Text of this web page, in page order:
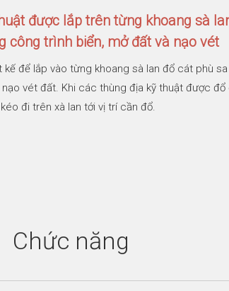
được lắp trên từng khoang sà
công trình biển, mở đất và nạo vét
để lắp vào từng khoang sà lan đổ cát phù
vét đất. Khi các thùng địa kỹ thuật được
đi trên xà lan tới vị trí cần đổ.
Chức năng